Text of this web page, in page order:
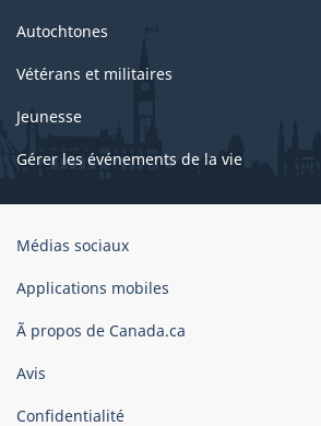
Autochtones
Vétérans et militaires
Jeunesse
Gérer les événements de la vie
Organisation
gouvernement
Canada
Médias sociaux
Applications mobiles
Ã propos de Canada.ca
Avis
Confidentialité